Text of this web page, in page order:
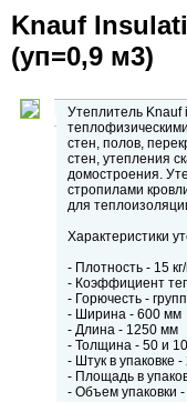
Knauf
(уп=0,9 м3)
Утеплитель Knauf
стен, полов,
стен, утепления
домостроения.
стропилами
для
Характеристики
- Плотность - 15
- Коэффициент
- Горючесть -
- Ширина - 600 мм
- Длина - 1250 мм
- Толщина - 50 и
- Штук в упаковке
- Площадь в
- Объем упаковки